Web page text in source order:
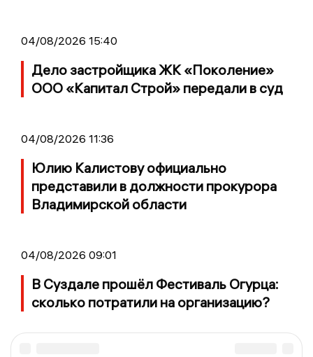
04/08/2026 15:40
Дело застройщика ЖК «Поколение»
ООО «Капитал Строй» передали в суд
04/08/2026 11:36
Юлию Калистову официально
представили в должности прокурора
Владимирской области
04/08/2026 09:01
В Суздале прошёл Фестиваль Огурца:
сколько потратили на организацию?